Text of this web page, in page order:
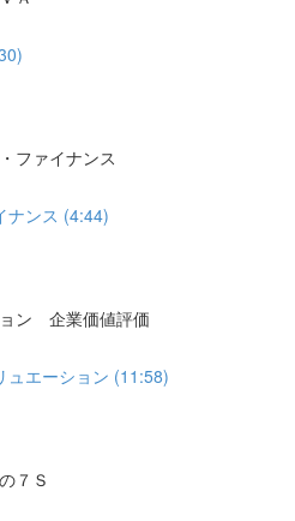
ファイナンス
ナンス (4:44)
ン 企業価値評価
エーション (11:58)
７Ｓ